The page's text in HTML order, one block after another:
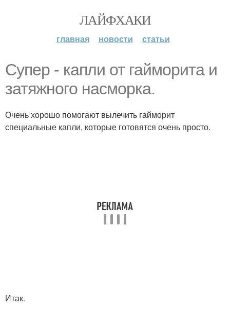
ЛАЙФХАКИ
главная новости статьи
Супер - капли от гайморита и
затяжного насморка.
Очень хорошо помогают вылечить гайморит
специальные капли, которые готовятся очень просто.
Итак.